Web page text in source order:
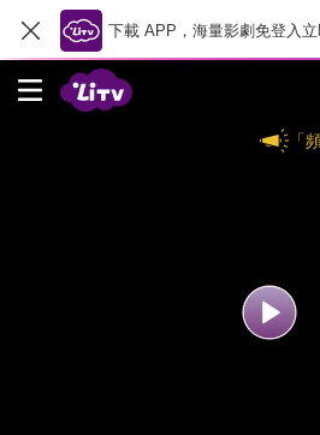
下載 APP，海量影劇免登入
「